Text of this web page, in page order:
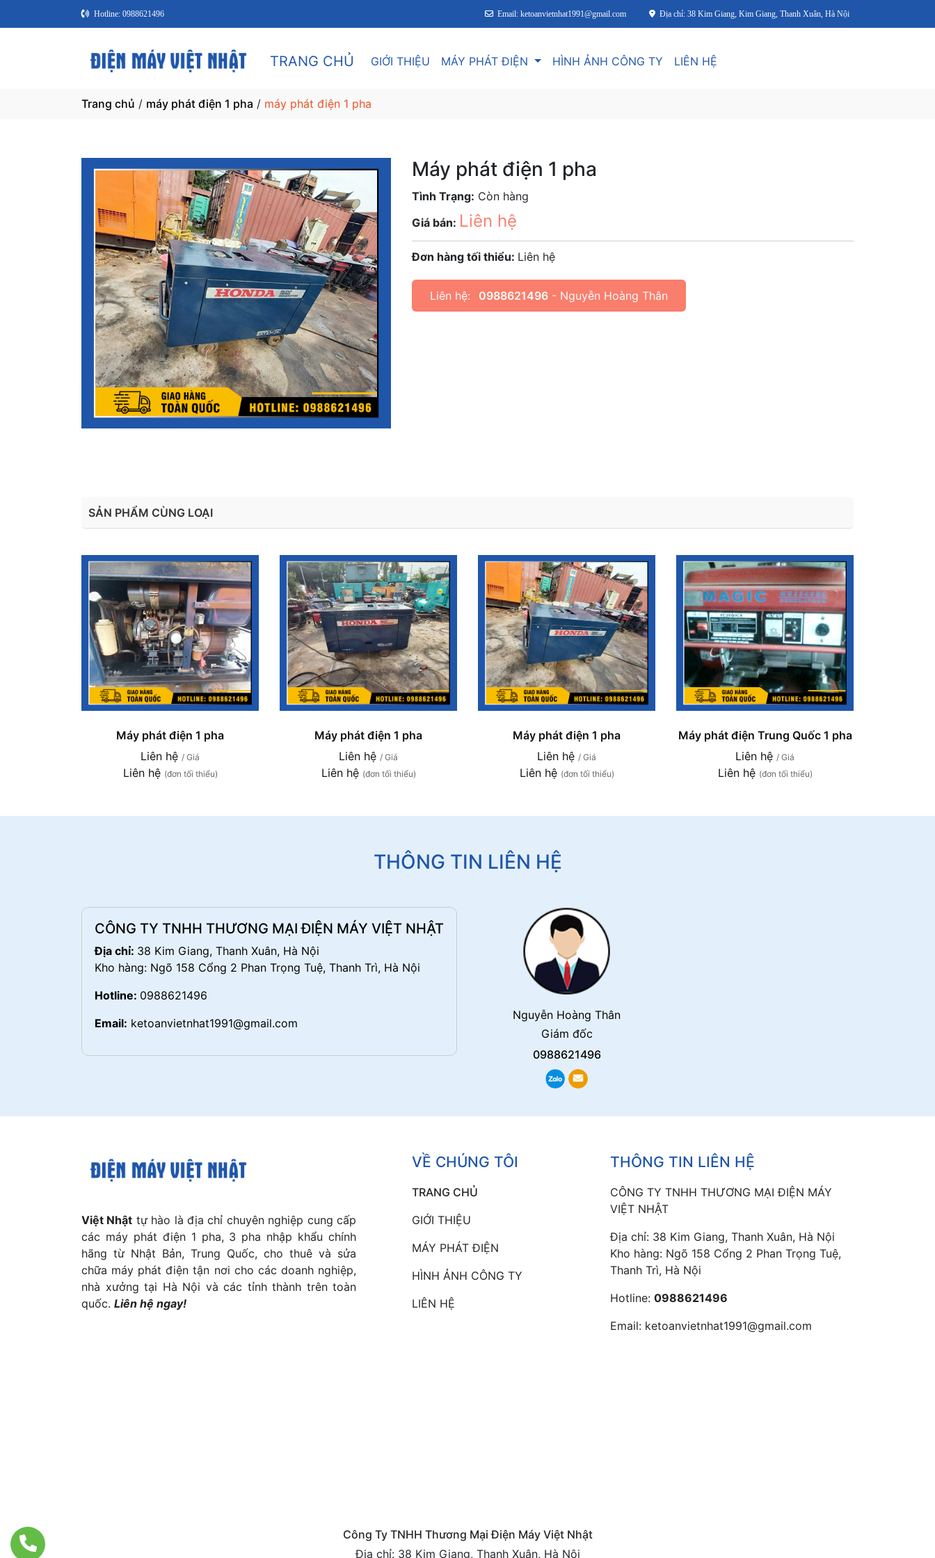
Hotline: 0988621496 Email: ketoanvietnhat1991@gmail.com Địa chỉ: 38 Kim Giang, Kim Giang, Thanh Xuân, Hà Nội
TRANG CHỦ GIỚI THIỆU MÁY PHÁT ĐIỆN HÌNH ẢNH CÔNG TY LIÊN HỆ
Trang chủ / máy phát điện 1 pha / máy phát điện 1 pha
Máy phát điện 1 pha
Tình Trạng: Còn hàng
Giá bán: Liên hệ
Đơn hàng tối thiểu: Liên hệ
Liên hệ: 0988621496- Nguyễn Hoàng Thân
SẢN PHẨM CÙNG LOẠI
Máy phát điện 1 pha
Liên hệ / Giá
Liên hệ (đơn tối thiểu)
Máy phát điện 1 pha
Liên hệ / Giá
Liên hệ (đơn tối thiểu)
Máy phát điện 1 pha
Liên hệ / Giá
Liên hệ (đơn tối thiểu)
Máy phát điện Trung Quốc 1 pha
Liên hệ / Giá
Liên hệ (đơn tối thiểu)
THÔNG TIN LIÊN HỆ
CÔNG TY TNHH THƯƠNG MẠI ĐIỆN MÁY VIỆT NHẬT
Địa chỉ: 38 Kim Giang, Thanh Xuân, Hà Nội
Kho hàng: Ngõ 158 Cổng 2 Phan Trọng Tuệ, Thanh Trì, Hà Nội
Hotline: 0988621496
Email: ketoanvietnhat1991@gmail.com
Nguyễn Hoàng Thân
Giám đốc
0988621496
Việt Nhật tự hào là địa chỉ chuyên nghiệp cung cấp
các máy phát điện 1 pha, 3 pha nhập khẩu chính
hãng từ Nhật Bản, Trung Quốc, cho thuê và sửa
chữa máy phát điện tận nơi cho các doanh nghiệp,
nhà xưởng tại Hà Nội và các tỉnh thành trên toàn
quốc. Liên hệ ngay!
VỀ CHÚNG TÔI
TRANG CHỦ
GIỚI THIỆU
MÁY PHÁT ĐIỆN
HÌNH ẢNH CÔNG TY
LIÊN HỆ
THÔNG TIN LIÊN HỆ
CÔNG TY TNHH THƯƠNG MẠI ĐIỆN MÁY
VIỆT NHẬT
Địa chỉ: 38 Kim Giang, Thanh Xuân, Hà Nội
Kho hàng: Ngõ 158 Cổng 2 Phan Trọng Tuệ,
Thanh Trì, Hà Nội
Hotline: 0988621496
Email: ketoanvietnhat1991@gmail.com
Công Ty TNHH Thương Mại Điện Máy Việt Nhật
Địa chỉ: 38 Kim Giang, Thanh Xuân, Hà Nội